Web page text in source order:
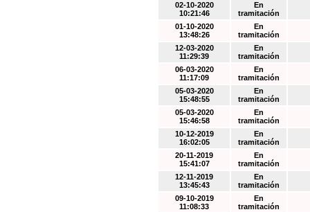
02-10-2020
10:21:46
En
tramitación
01-10-2020
13:48:26
En
tramitación
12-03-2020
11:29:39
En
tramitación
06-03-2020
11:17:09
En
tramitación
05-03-2020
15:48:55
En
tramitación
05-03-2020
15:46:58
En
tramitación
10-12-2019
16:02:05
En
tramitación
20-11-2019
15:41:07
En
tramitación
12-11-2019
13:45:43
En
tramitación
09-10-2019
11:08:33
En
tramitación